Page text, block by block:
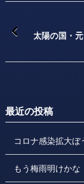
太陽の国・
最近の投稿
コロナ感染拡大ぼ
もう梅雨明けかな